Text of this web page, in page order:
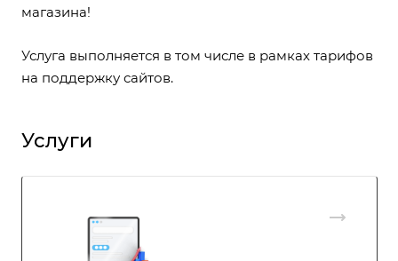
магазина!
Услуга выполняется в том числе в рамках тарифов
на поддержку сайтов.
Услуги